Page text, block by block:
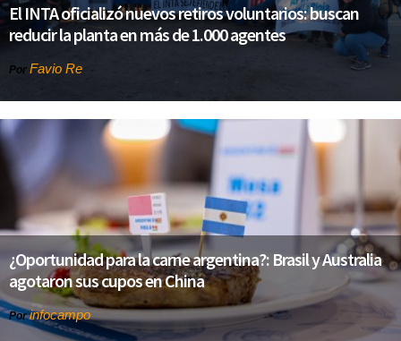
El INTA oficializó nuevos retiros voluntarios: buscan
reducir la planta en más de 1.000 agentes
Por Favio Re
¿Oportunidad para la carne argentina?: Brasil y Australia
agotaron sus cupos en China
Porinfocampo